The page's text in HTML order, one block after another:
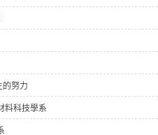
的努力
料科技學系